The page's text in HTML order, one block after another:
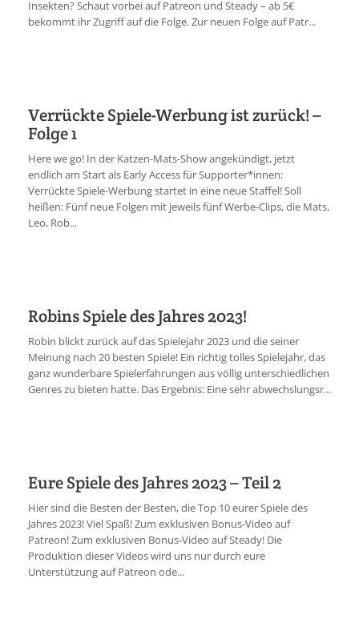
Insekten? Schaut vorbei auf Patreon und Steady – ab 5€
bekommt ihr Zugriff auf die Folge. Zur neuen Folge auf Patr...
Verrückte Spiele-Werbung ist zurück! –
Folge 1
Here we go! In der Katzen-Mats-Show angekündigt, jetzt
endlich am Start als Early Access für Supporter*innen:
Verrückte Spiele-Werbung startet in eine neue Staffel! Soll
heißen: Fünf neue Folgen mit jeweils fünf Werbe-Clips, die Mats,
Leo, Rob...
Robins Spiele des Jahres 2023!
Robin blickt zurück auf das Spielejahr 2023 und die seiner
Meinung nach 20 besten Spiele! Ein richtig tolles Spielejahr, das
ganz wunderbare Spielerfahrungen aus völlig unterschiedlichen
Genres zu bieten hatte. Das Ergebnis: Eine sehr abwechslungsr...
Eure Spiele des Jahres 2023 – Teil 2
Hier sind die Besten der Besten, die Top 10 eurer Spiele des
Jahres 2023! Viel Spaß! Zum exklusiven Bonus-Video auf
Patreon! Zum exklusiven Bonus-Video auf Steady! Die
Produktion dieser Videos wird uns nur durch eure
Unterstützung auf Patreon ode...